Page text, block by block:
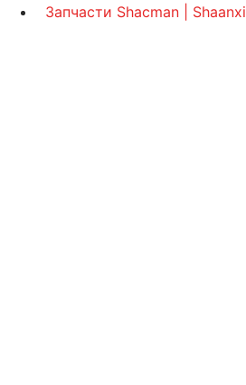
Запчасти Shacman | Shaanxi